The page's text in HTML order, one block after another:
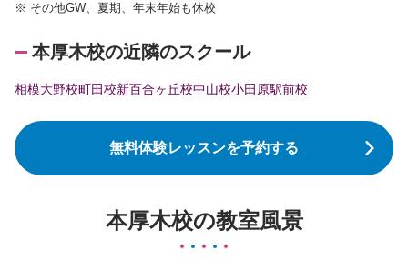
※ その他GW、夏期、年末年始も休校
本厚木校の近隣のスクール
相模大野校町田校新百合ヶ丘校中山校小田原駅前校
無料体験レッスンを予約する
本厚木校の教室風景